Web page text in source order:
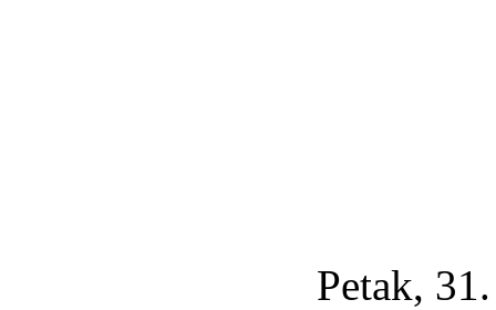
Petak,